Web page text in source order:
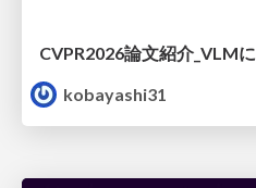
kobayashi31